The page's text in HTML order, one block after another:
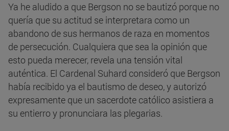
Ya he aludido a que Bergson no se bautizó porque no
quería que su actitud se interpretara como un
abandono de sus hermanos de raza en momentos
de persecución. Cualquiera que sea la opinión que
esto pueda merecer, revela una tensión vital
auténtica. El Cardenal Suhard consideró que Bergson
había recibido ya el bautismo de deseo, y autorizó
expresamente que un sacerdote católico asistiera a
su entierro y pronunciara las plegarias.